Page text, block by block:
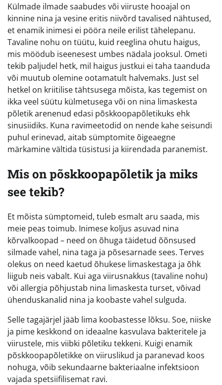
Külmade ilmade saabudes või viiruste hooajal on
kinnine nina ja vesine eritis niivõrd tavalised nähtused,
et enamik inimesi ei pööra neile erilist tähelepanu.
Tavaline nohu on tüütu, kuid reeglina ohutu haigus,
mis möödub iseenesest umbes nädala jooksul. Ometi
tekib paljudel hetk, mil haigus justkui ei taha taanduda
või muutub olemine ootamatult halvemaks. Just sel
hetkel on kriitilise tähtsusega mõista, kas tegemist on
ikka veel süütu külmetusega või on nina limaskesta
põletik arenenud edasi põskkoopapõletikuks ehk
sinusiidiks. Kuna ravimeetodid on nende kahe seisundi
puhul erinevad, aitab sümptomite õigeaegne
märkamine vältida tüsistusi ja kiirendada paranemist.
Mis on põskkoopapõletik ja miks
see tekib?
Et mõista sümptomeid, tuleb esmalt aru saada, mis
meie peas toimub. Inimese koljus asuvad nina
kõrvalkoopad – need on õhuga täidetud õõnsused
silmade vahel, nina taga ja põsesarnade sees. Terves
olekus on need kaetud õhukese limaskestaga ja õhk
liigub neis vabalt. Kui aga viirusnakkus (tavaline nohu)
või allergia põhjustab nina limaskesta turset, võivad
ühenduskanalid nina ja koobaste vahel sulguda.
Selle tagajärjel jääb lima koobastesse lõksu. Soe, niiske
ja pime keskkond on ideaalne kasvulava bakteritele ja
viirustele, mis viibki põletiku tekkeni. Kuigi enamik
põskkoopapõletikke on viiruslikud ja paranevad koos
nohuga, võib sekundaarne bakteriaalne infektsioon
vajada spetsiifilisemat ravi.